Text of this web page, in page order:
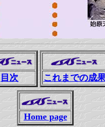
目次 これまでの成
Home page